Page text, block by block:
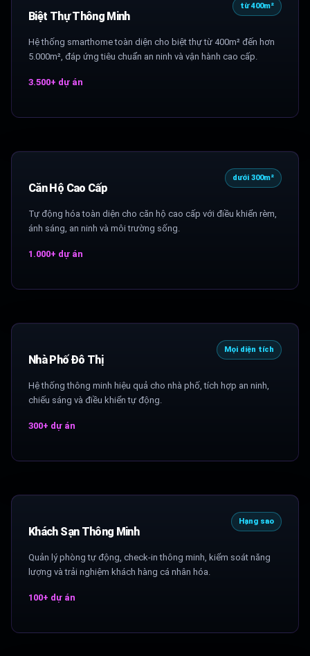
từ 400m²
Biệt Thự Thông Minh
Hệ thống smarthome toàn diện cho biệt thự từ 400m² đến hơn
5.000m², đáp ứng tiêu chuẩn an ninh và vận hành cao cấp.
3.500+ dự án
dưới 300m²
Căn Hộ Cao Cấp
Tự động hóa toàn diện cho căn hộ cao cấp với điều khiển rèm,
ánh sáng, an ninh và môi trường sống.
1.000+ dự án
Mọi diện tích
Nhà Phố Đô Thị
Hệ thống thông minh hiệu quả cho nhà phố, tích hợp an ninh,
chiếu sáng và điều khiển tự động.
300+ dự án
Hạng sao
Khách Sạn Thông Minh
Quản lý phòng tự động, check-in thông minh, kiểm soát năng
lượng và trải nghiệm khách hàng cá nhân hóa.
100+ dự án